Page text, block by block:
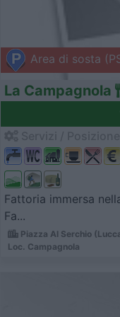
Area di sosta
La Campagnola
Fattoria immersa
Fa...
Piazza Al Serchio
Loc. Campagnola